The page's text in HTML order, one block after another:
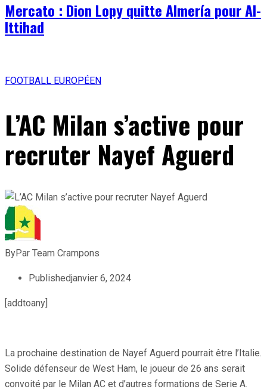
Mercato : Dion Lopy quitte Almería pour Al-
Ittihad
FOOTBALL EUROPÉEN
L’AC Milan s’active pour
recruter Nayef Aguerd
ByPar Team Crampons
Publishedjanvier 6, 2024
[addtoany]
La prochaine destination de Nayef Aguerd pourrait être l’Italie.
Solide défenseur de West Ham, le joueur de 26 ans serait
convoité par le Milan AC et d’autres formations de Serie A.